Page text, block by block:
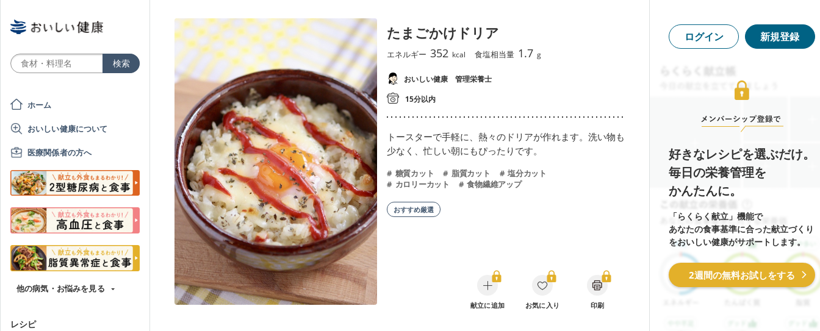
ホーム
おいしい健康について
医療関係者の方へ
他の病気・お悩みを見る
レシピ
たまごかけドリア
エネルギー 352 kcal 食塩相当量 1.7 g
おいしい健康 管理栄養士
15分以内
トースターで手軽に、熱々のドリアが作れます。洗い物も
少なく、忙しい朝にもぴったりです。
糖質カット 脂質カット
塩分カット
カロリーカット
食物繊維アップ
おすすめ厳選
献立に追加 お気に入り 印刷
ログイン 新規登録
好きなレシピを選ぶだけ。
毎日の栄養管理を
かんたんに。
「らくらく献立」機能で
あなたの食事基準に合った献立づくり
をおいしい健康がサポートします。
2週間の無料お試しをする